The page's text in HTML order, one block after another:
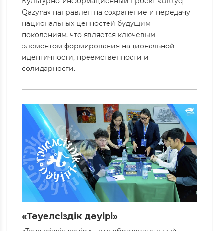
Qazyna» направлен на сохранение и передачу
национальных ценностей будущим
поколениям, что является ключевым
элементом формирования национальной
идентичности, преемственности и
солидарности.
«Тәуелсіздік дәуірі»